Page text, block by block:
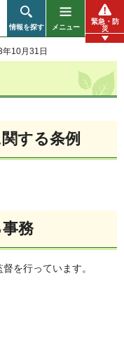
情報を探す メニュー
緊急・防
災
10月31日
する条例
務
を行っています。